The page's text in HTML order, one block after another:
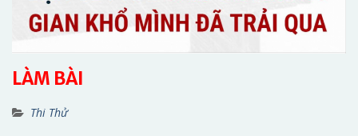
LÀM BÀI
Thi Thử